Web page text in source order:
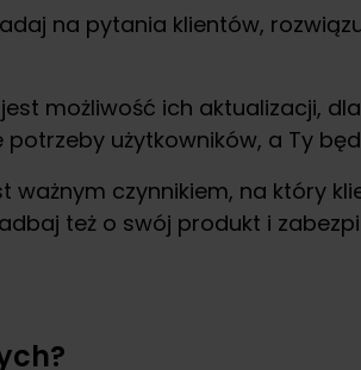
na pytania klientów,
możliwość ich aktualizacji,
użytkowników, a Ty
czynnikiem, na który
też o swój produkt i